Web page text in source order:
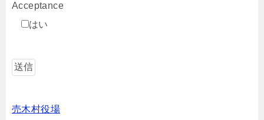
Acceptance
はい
売木村役場